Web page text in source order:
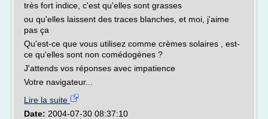
très fort indice, c'est qu'elles sont grasses
ou qu'elles laissent des traces blanches, et moi, j'aime
pas ça
Qu'est-ce que vous utilisez comme crèmes solaires , est-
ce qu'elles sont non comédogènes ?
J'attends vos réponses avec impatience
Votre navigateur...
Lire la suite
Date: 2004-07-30 08:37:10